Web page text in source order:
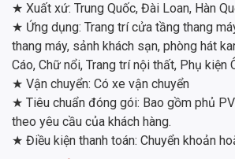
★ Xuất xứ: Trung Quốc, Đài Loan, Hàn
★ Ứng dụng: Trang trí cửa tầng thang
thang máy, sảnh khách sạn, phòng hát
Cáo, Chữ nổi, Trang trí nội thất, Phụ kiện
★ Vận chuyển: Có xe vận chuyển
★ Tiêu chuẩn đóng gói: Bao gồm phủ
theo yêu cầu của khách hàng.
★ Điều kiện thanh toán: Chuyển khoản